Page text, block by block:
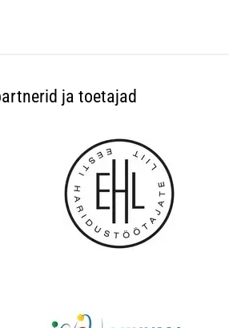
ja toetajad